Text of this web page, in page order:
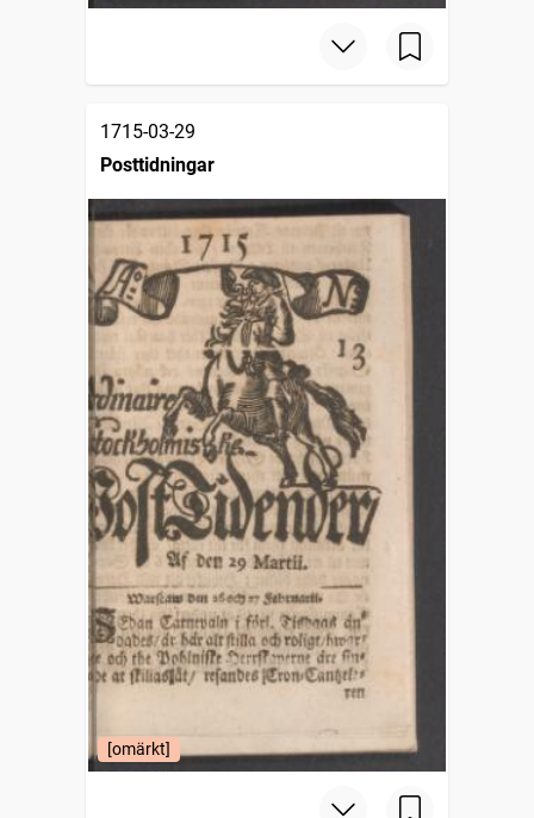
1715-03-29
Posttidningar
[omärkt]